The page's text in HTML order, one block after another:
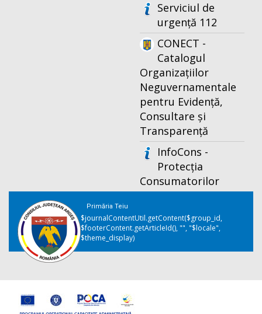
Serviciul de
urgență 112
CONECT -
Catalogul
Organizațiilor
Neguvernamentale
pentru Evidență,
Consultare și
Transparență
InfoCons -
Protecția
Consumatorilor
Primăria Teiu
$journalContentUtil.getContent($group_id,
$footerContent.getArticleId(), "", "$locale",
$theme_display)